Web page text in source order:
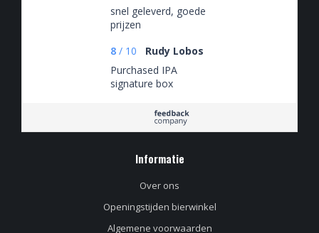
snel geleverd, goede
prijzen
8 / 10
Rudy Lobos
Purchased IPA
signature box
Informatie
Over ons
Openingstijden bierwinkel
Algemene voorwaarden